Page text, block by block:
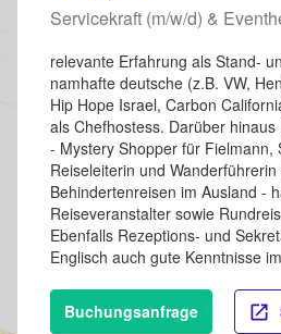
Servicekraft (m/w/d) &
relevante Erfahrung als Stand-
namhafte deutsche (z.B. VW,
Hip Hope Israel, Carbon
als Chefhostess. Darüber
- Mystery Shopper für Fielmann,
Reiseleiterin und
Behindertenreisen im Ausland -
Reiseveranstalter sowie
Ebenfalls Rezeptions- und
Englisch auch gute Kenntnisse
Buchungsanfrage